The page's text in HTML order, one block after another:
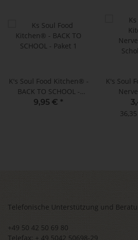
K's Soul Food Kitchen® -
BACK TO SCHOOL -
Paket 1
9,95 € *
K's Soul
Telefonische Unterstützung und
+49 50 42 50 69 80
Telefax: + 49 5042 50698-29